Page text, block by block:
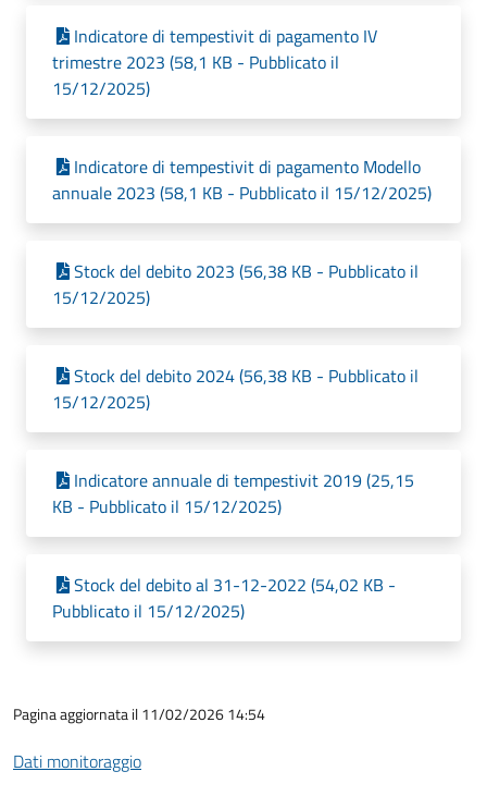
Indicatore di tempestivit di pagamento IV
trimestre 2023 (58,1 KB - Pubblicato il
15/12/2025)
Indicatore di tempestivit di pagamento Modello
annuale 2023 (58,1 KB - Pubblicato il 15/12/2025)
Stock del debito 2023 (56,38 KB - Pubblicato il
15/12/2025)
Stock del debito 2024 (56,38 KB - Pubblicato il
15/12/2025)
Indicatore annuale di tempestivit 2019 (25,15
KB - Pubblicato il 15/12/2025)
Stock del debito al 31-12-2022 (54,02 KB -
Pubblicato il 15/12/2025)
Pagina aggiornata il 11/02/2026 14:54
Dati monitoraggio